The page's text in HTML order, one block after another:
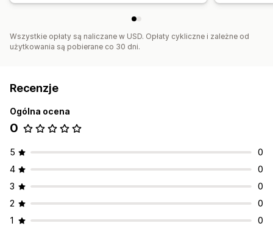
Wszystkie opłaty są naliczane w USD. Opłaty cykliczne i zależne od
użytkowania są pobierane co 30 dni.
Recenzje
Ogólna ocena
0
5
0
4
0
3
0
2
0
1
0